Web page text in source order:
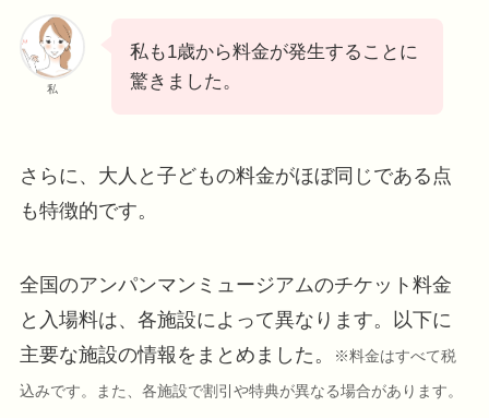
私
私も1歳から料金が発生することに
驚きました。
さらに、大人と子どもの料金がほぼ同じである点
も特徴的です。
全国のアンパンマンミュージアムのチケット料金
と入場料は、各施設によって異なります。以下に
主要な施設の情報をまとめました。
※料金はすべて税
込みです。また、各施設で割引や特典が異なる場合があります。